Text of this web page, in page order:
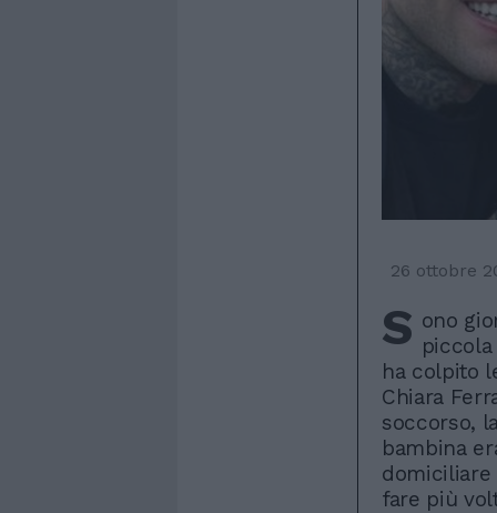
26 ottobre
S ono
ha colpito
Chiara
soccorso,
bambina
domiciliare
fare più